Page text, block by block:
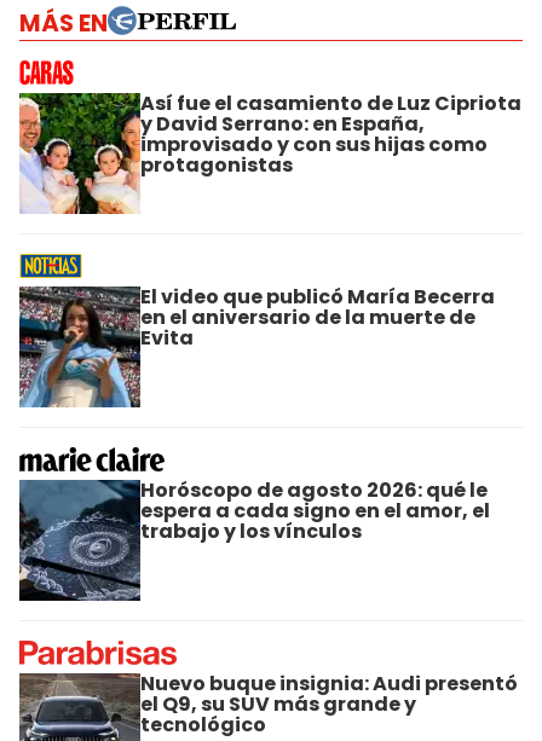
MÁS EN
Así fue el casamiento de Luz Cipriota
y David Serrano: en España,
improvisado y con sus hijas como
protagonistas
El video que publicó María Becerra
en el aniversario de la muerte de
Evita
Horóscopo de agosto 2026: qué le
espera a cada signo en el amor, el
trabajo y los vínculos
Nuevo buque insignia: Audi presentó
el Q9, su SUV más grande y
tecnológico